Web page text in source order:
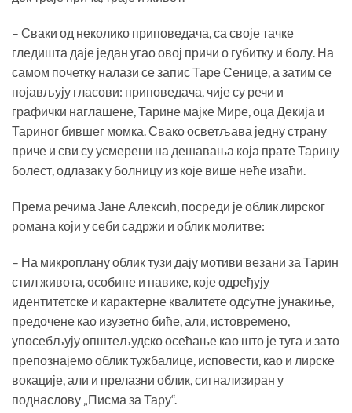
– Сваки од неколико приповедача, са своје тачке
гледишта даје један угао овој причи о губитку и болу. На
самом почетку налази се запис Таре Сенице, а затим се
појављују гласови: приповедача, чије су речи и
графички наглашене, Тарине мајке Мире, оца Декија и
Тариног бившег момка. Свако осветљава једну страну
приче и сви су усмерени на дешавања која прате Тарину
болест, одлазак у болницу из које више неће изаћи.
Према речима Јане Алексић, посреди је облик лирског
романа који у себи садржи и облик молитве:
– На микроплану облик тузи дају мотиви везани за Тарин
стил живота, особине и навике, које одређују
идентитетске и карактерне квалитете одсутне јунакиње,
предочене као изузетно биће, али, истовремено,
упосебљују општељудско осећање као што је туга и зато
препознајемо облик тужбалице, исповести, као и лирске
вокације, али и прелазни облик, сигнализиран у
поднаслову „Писма за Тару“.